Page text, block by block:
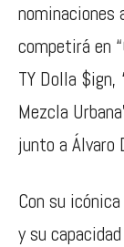
nominaciones
competirá en
TY Dolla $ign,
Mezcla
junto a Álvaro
Con su
y su